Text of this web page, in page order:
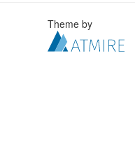
Theme by